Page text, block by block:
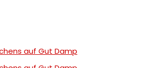
auf Gut Damp